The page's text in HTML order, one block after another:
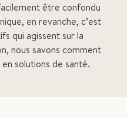
être confondu
en revanche, c’est
qui agissent sur la
nous savons comment
solutions de santé.